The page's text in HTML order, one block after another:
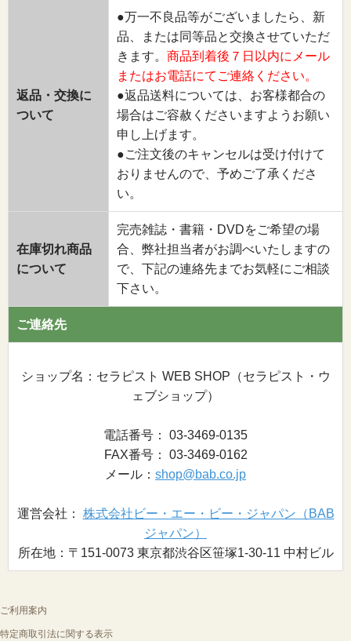
返品・交換に
ついて
●万一不良品等がございましたら、新
品、または同等品と交換させていただ
きます。 商品到着後７日以内にメール
またはお電話にてご連絡ください。
●返品送料については、お客様都合の
場合はご容赦くださいますようお願い
申し上げます。
●ご注文後のキャンセルは受け付けて
おりませんので、予めご了承くださ
い。
在庫切れ商品
について
完売雑誌・書籍・DVDをご希望の場
合、弊社担当者がお調べいたしますの
で、下記の連絡先までお気軽にご相談
下さい。
ご連絡先
ショップ名：セラピスト WEB SHOP（セラピスト・ウ
ェブショップ）
電話番号： 03-3469-0135
FAX番号： 03-3469-0162
メール： shop@bab.co.jp
運営会社： 株式会社ビー・エー・ビー・ジャパン（BAB
ジャパン）
所在地：〒151-0073 東京都渋谷区笹塚1-30-11 中村ビル
ご利用案内
特定商取引法に関する表示